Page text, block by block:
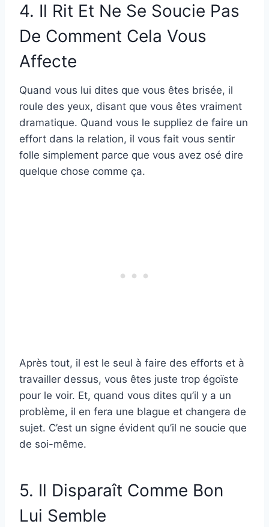
4. Il Rit Et Ne Se Soucie Pas
De Comment Cela Vous
Affecte
Quand vous lui dites que vous êtes brisée, il
roule des yeux, disant que vous êtes vraiment
dramatique. Quand vous le suppliez de faire un
effort dans la relation, il vous fait vous sentir
folle simplement parce que vous avez osé dire
quelque chose comme ça.
Après tout, il est le seul à faire des efforts et à
travailler dessus, vous êtes juste trop égoïste
pour le voir. Et, quand vous dites qu’il y a un
problème, il en fera une blague et changera de
sujet. C’est un signe évident qu’il ne soucie que
de soi-même.
5. Il Disparaît Comme Bon
Lui Semble